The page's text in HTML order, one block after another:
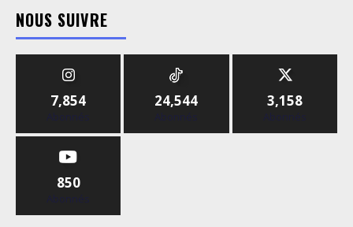
NOUS SUIVRE
7,854
Abonnés
24,544
Abonnés
3,158
Abonnés
850
Abonnés